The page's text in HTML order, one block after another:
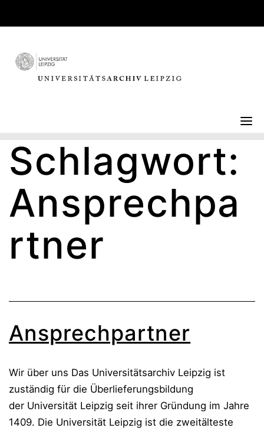
to
Schlagwort:
Ansprechpa
rtner
Ansprechpartner
Wir über uns Das Universitätsarchiv Leipzig ist
zuständig für die Überlieferungsbildung
der Universität Leipzig seit ihrer Gründung im Jahre
1409. Die Universität Leipzig ist die zweitälteste